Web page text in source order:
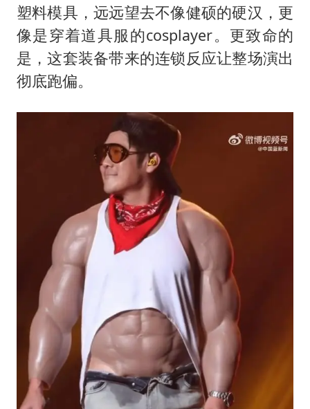
塑料模具，远远望去不像健硕的硬汉，更
像是穿着道具服的cosplayer。更致命的
是，这套装备带来的连锁反应让整场演出
彻底跑偏。